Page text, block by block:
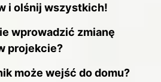
i olśnij wszystkich!
wprowadzić zmianę
projekcie?
może wejść do domu?